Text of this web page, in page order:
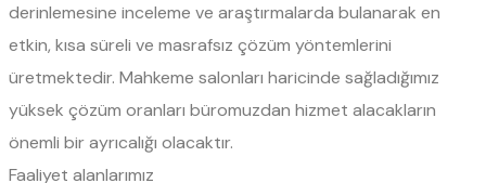
derinlemesine inceleme ve araştırmalarda bulanarak en
etkin, kısa süreli ve masrafsız çözüm yöntemlerini
üretmektedir. Mahkeme salonları haricinde sağladığımız
yüksek çözüm oranları büromuzdan hizmet alacakların
önemli bir ayrıcalığı olacaktır.
Faaliyet alanlarımız